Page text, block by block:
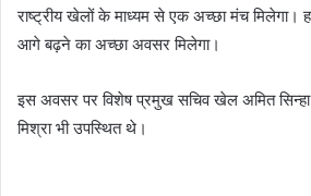
राष्ट्रीय खेलों के माध्यम से एक अच्छा मंच मिलेगा।
आगे बढ़ने का अच्छा अवसर मिलेगा।
इस अवसर पर विशेष प्रमुख सचिव खेल अमित
मिश्रा भी उपस्थित थे।